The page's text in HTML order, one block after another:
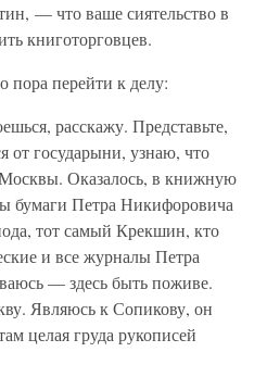
— что ваше сиятельство в
книготорговцев.
перейти к делу:
расскажу. Представьте,
от государыни, узнаю, что
Оказалось, в книжную
бумаги Петра Никифоровича
тот самый Крекшин, кто
и все журналы Петра
— здесь быть поживе.
Являюсь к Сопикову, он
целая груда рукописей